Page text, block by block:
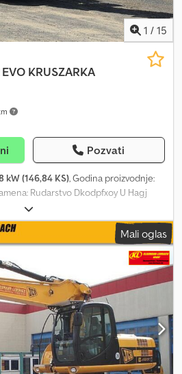
1 / 15
KRUSZARKA
Pozvati
kW (146,84 KS), Godina proizvodnje:
Rudarstvo Dkodpfxoy U Hagj
Mali oglas